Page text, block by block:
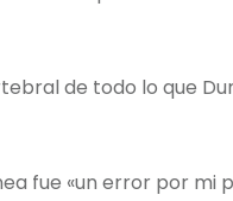
de todo lo que
fue «un error por mi